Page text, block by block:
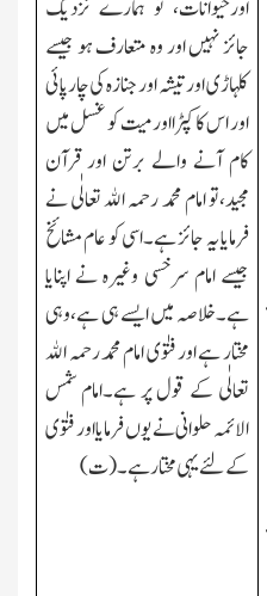
اورحیوانات، تو ہمارے نزدیك
جائز نہیں اور وہ متعارف ہو جیسے
کلہاڑی اور تیشہ اور جنازہ کی چارپائی
اور اس کا کپڑا اور میت کو غسل میں
کام آنے والے برتن اور قرآن
مجید،تو امام محمد رحمہ الله تعالٰی نے
فرمایا یہ جائز ہے۔اسی کو عام مشائخ
جیسے امام سرخسی وغیرہ نے اپنایا
ہے۔خلاصہ میں ایسے ہی ہے،وہی
مختار ہے اور فتوٰی امام محمد رحمہ الله
تعالٰی کے قول پر ہے۔امام شمس
الائمہ حلوانی نے یوں فرمایا اور فتوٰی
کے لئے یہی مختار ہے۔(ت)